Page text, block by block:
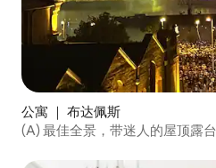
公寓 ｜ 布达佩斯
(A) 最佳全景，带迷人的屋顶露